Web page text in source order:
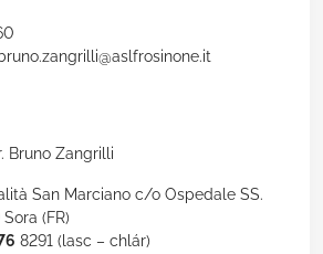
Bruno Zangrilli
San Marciano c/o Ospedale SS.
(FR)
8291 (lasc – chlár)